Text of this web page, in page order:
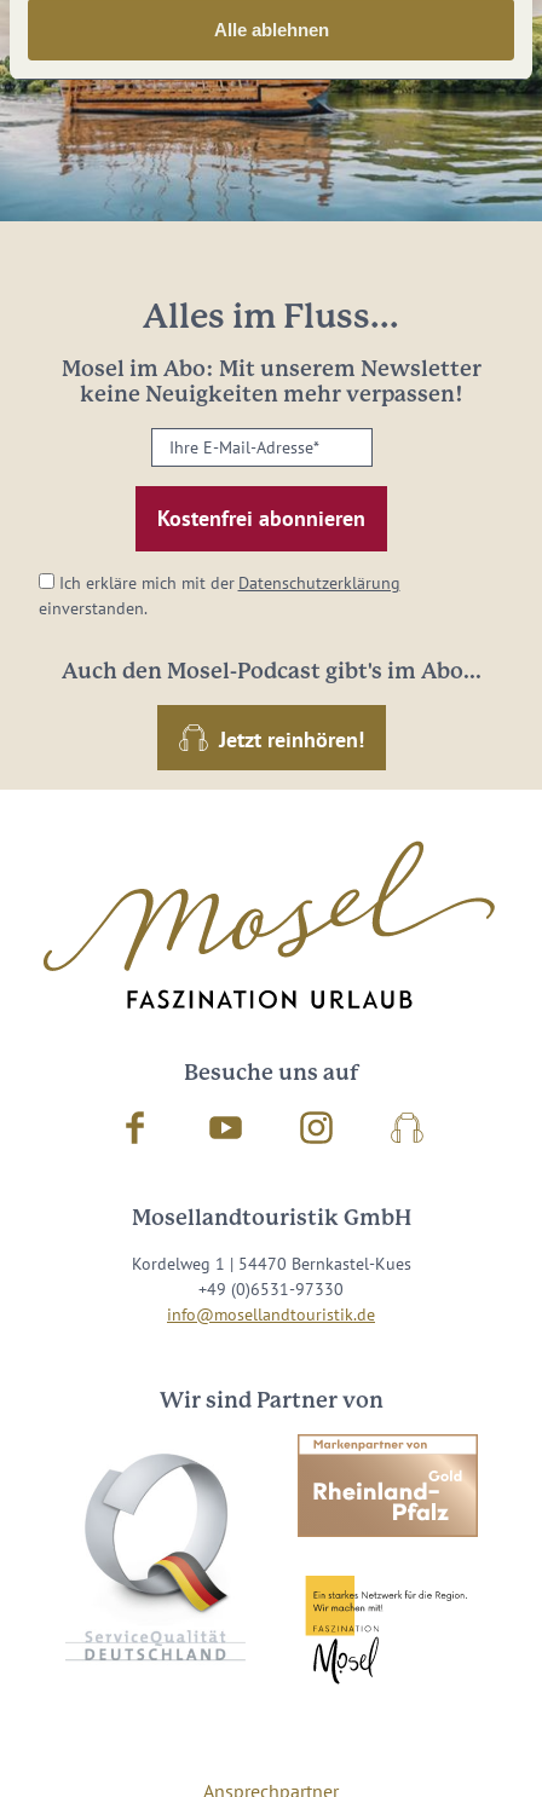
Alle ablehnen
Alles im Fluss...
Mosel im Abo: Mit unserem Newsletter
keine Neuigkeiten mehr verpassen!
Ihre
E-
Mail-
Adresse:
Ich erkläre mich mit der Datenschutzerklärung
einverstanden.
Auch den Mosel-Podcast gibt's im Abo...
Jetzt reinhören!
Besuche uns auf
Facebook Youtube InstagramPodcast
Mosellandtouristik GmbH
Kordelweg 1 | 54470 Bernkastel-Kues
+49 (0)6531-97330
info@mosellandtouristik.de
Wir sind Partner von
Ansprechpartner